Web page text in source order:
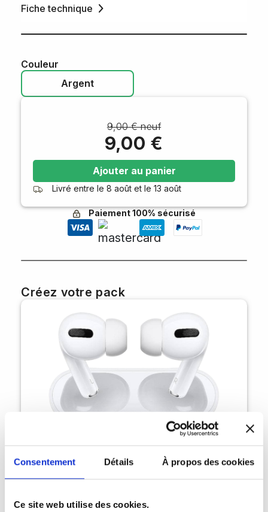
Consentement Détails À propos des cookies
Ce site web utilise des cookies.
Fiche technique
Couleur
Argent
9,00 € neuf
9,00 €
Ajouter au panier
Livré entre le 8 août et le 13 août
Paiement 100% sécurisé
Créez votre pack